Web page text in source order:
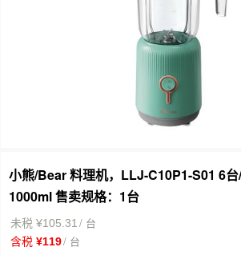
小熊/Bear 料理机，LLJ-C10P1-S01 6
1000ml 售卖规格：1台
未税 ¥105.31 / 台
含税 ¥119/ 台